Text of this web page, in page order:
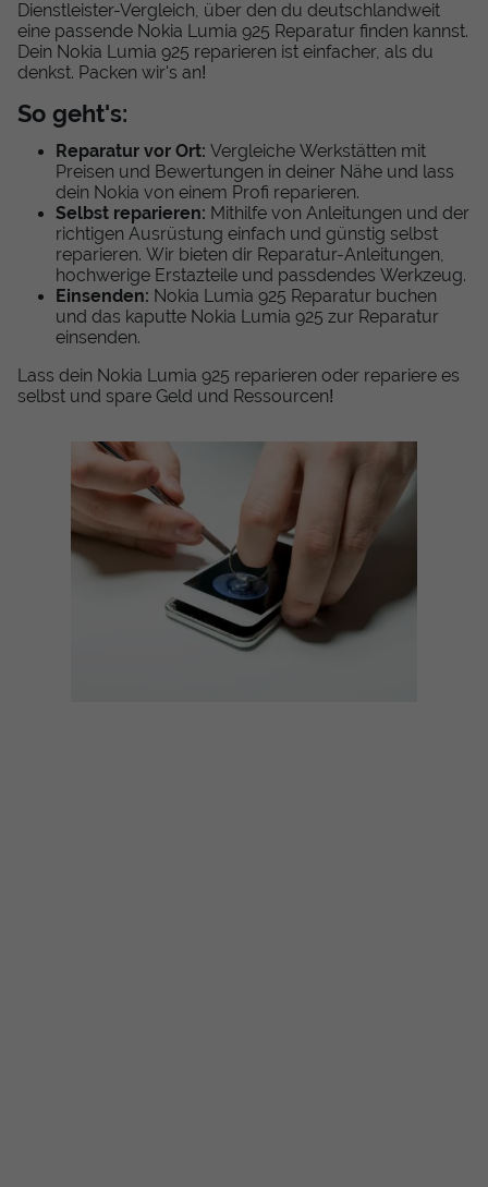
Dienstleister-Vergleich, über den du deutschlandweit
eine passende Nokia Lumia 925 Reparatur finden kannst.
Dein Nokia Lumia 925 reparieren ist einfacher, als du
denkst. Packen wir's an!
So geht's:
Reparatur vor Ort:Vergleiche Werkstätten mit
Preisen und Bewertungen in deiner Nähe und lass
dein Nokia von einem Profi reparieren.
Selbst reparieren: Mithilfe von Anleitungen und der
richtigen Ausrüstung einfach und günstig selbst
reparieren. Wir bieten dir Reparatur-Anleitungen,
hochwerige Erstazteile und passdendes Werkzeug.
Einsenden: Nokia Lumia 925 Reparatur buchen
und das kaputte Nokia Lumia 925 zur Reparatur
einsenden.
Lass dein Nokia Lumia 925 reparieren oder repariere es
selbst und spare Geld und Ressourcen!